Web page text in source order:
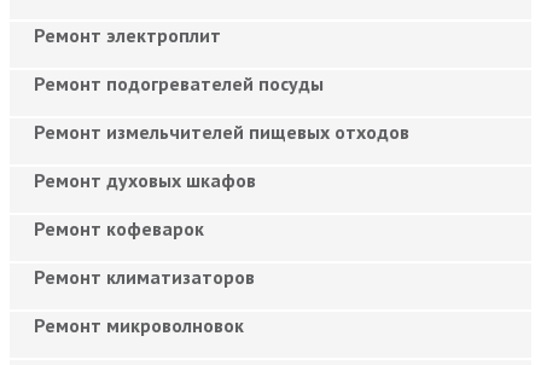
Ремонт электроплит
Ремонт подогревателей посуды
Ремонт измельчителей пищевых отходов
Ремонт духовых шкафов
Ремонт кофеварок
Ремонт климатизаторов
Ремонт микроволновок